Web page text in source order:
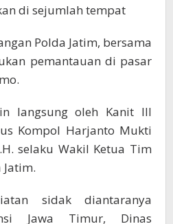
di sejumlah tempat
Polda Jatim, bersama
pemantauan di pasar
langsung oleh Kanit III
Kompol Harjanto Mukti
selaku Wakil Ketua Tim
Jatim.
sidak diantaranya
Jawa Timur, Dinas